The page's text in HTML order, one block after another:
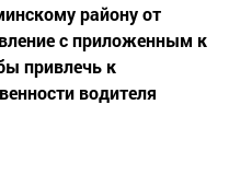
району от
с приложенным к
привлечь к
водителя